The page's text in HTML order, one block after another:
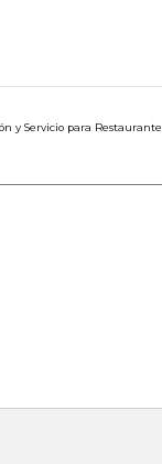
y Servicio para Restaurante